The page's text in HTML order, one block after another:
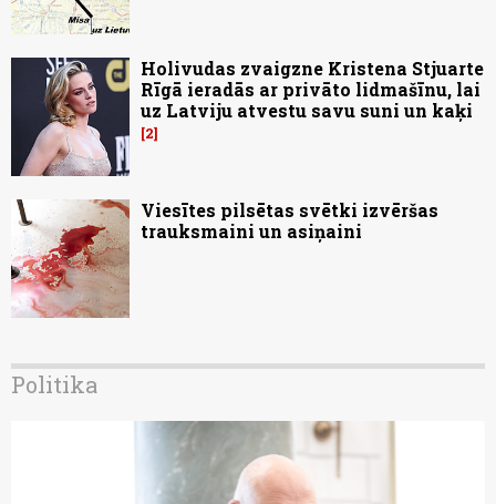
Holivudas zvaigzne Kristena Stjuarte
Rīgā ieradās ar privāto lidmašīnu, lai
uz Latviju atvestu savu suni un kaķi
2
Viesītes pilsētas svētki izvēršas
trauksmaini un asiņaini
Politika